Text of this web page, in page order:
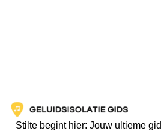
Stilte begint hier: Jouw ultieme